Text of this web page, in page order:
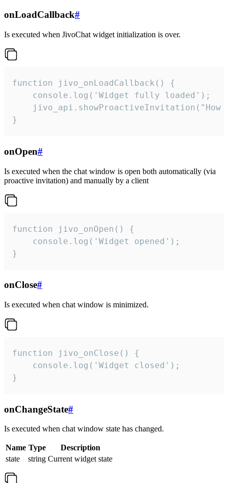
onLoadCallback#
Is executed when JivoChat widget initialization is over.
function jivo_onLoadCallback() {
    console.log('Widget fully loaded');
jivo_api.showProactiveInvitation("How
}
onOpen#
Is executed when the chat window is open both automatically (via
proactive invitation) and manually by a client
function jivo_onOpen() {
    console.log('Widget opened');
}
onClose#
Is executed when chat window is minimized.
function jivo_onClose() {
    console.log('Widget closed');
}
onChangeState#
Is executed when chat window state has changed.
Name Type
Description
state
string Current widget state